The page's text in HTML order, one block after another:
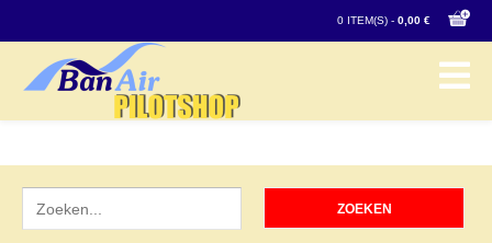
0 ITEM(S) - 0,00 €